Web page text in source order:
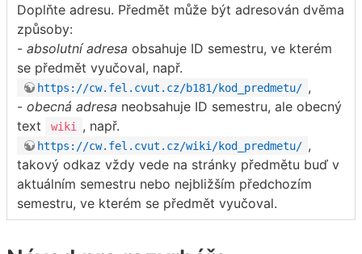
Doplňte adresu. Předmět může být adresován dvěma
způsoby:
- absolutní adresa obsahuje ID semestru, ve kterém
se předmět vyučoval, např.
https://cw.fel.cvut.cz/b181/kod_predmetu/ ,
- obecná adresa neobsahuje ID semestru, ale obecný
text
wiki , např.
https://cw.fel.cvut.cz/wiki/kod_predmetu/ ,
takový odkaz vždy vede na stránky předmětu buď v
aktuálním semestru nebo nejbližším předchozím
semestru, ve kterém se předmět vyučoval.